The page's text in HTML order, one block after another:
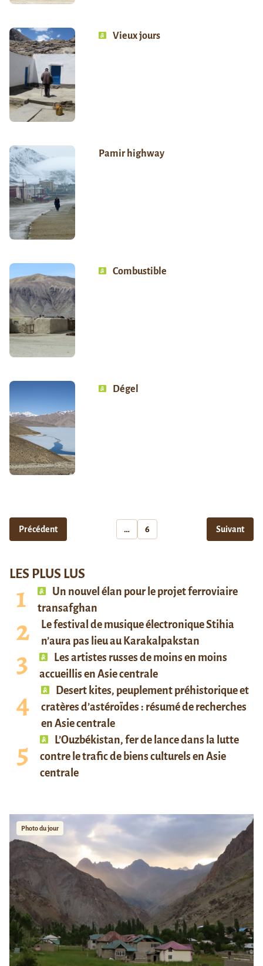
Vieux jours
Pamir highway
Combustible
Dégel
Précédent … 6 Suivant
LES PLUS LUS
Un nouvel élan pour le projet ferroviaire
transafghan
Le festival de musique électronique Stihia
n’aura pas lieu au Karakalpakstan
Les artistes russes de moins en moins
accueillis en Asie centrale
Desert kites, peuplement préhistorique et
cratères d’astéroïdes : résumé de recherches
en Asie centrale
L’Ouzbékistan, fer de lance dans la lutte
contre le trafic de biens culturels en Asie
centrale
Photo du jour